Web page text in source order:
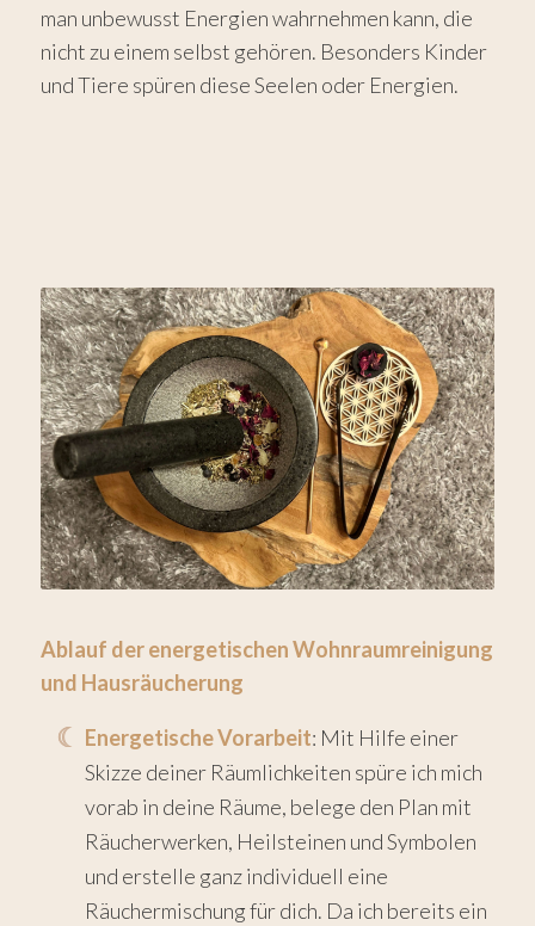
man unbewusst Energien wahrnehmen kann, die
nicht zu einem selbst gehören. Besonders Kinder
und Tiere spüren diese Seelen oder Energien.
Ablauf der energetischen Wohnraumreinigung
und Hausräucherung
Energetische Vorarbeit: Mit Hilfe einer
Skizze deiner Räumlichkeiten spüre ich mich
vorab in deine Räume, belege den Plan mit
Räucherwerken, Heilsteinen und Symbolen
und erstelle ganz individuell eine
Räuchermischung für dich. Da ich bereits ein